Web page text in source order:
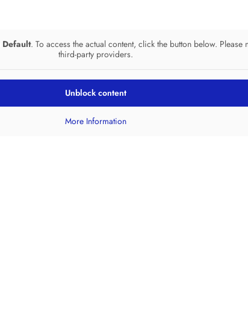
Default. To access the actual content, click the button below.
third-party providers.
Unblock content
More Information